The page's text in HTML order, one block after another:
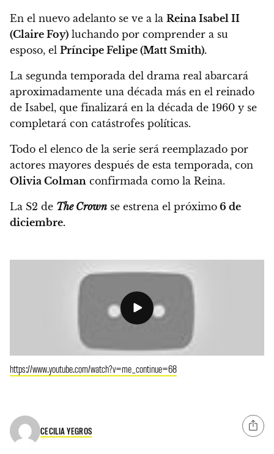
En el nuevo adelanto se ve a la Reina Isabel II
(Claire Foy) luchando por comprender a su
esposo, el Príncipe Felipe (Matt Smith).
La segunda temporada del drama real abarcará
aproximadamente una década más en el reinado
de Isabel, que finalizará en la década de 1960 y se
completará con catástrofes políticas.
Todo el elenco de la serie será reemplazado por
actores mayores después de esta temporada, con
Olivia Colman confirmada como la Reina.
La S2 de The Crown se estrena el próximo 6 de
diciembre.
https://www.youtube.com/watch?v=me_continue=68
CECILIA YEGROS